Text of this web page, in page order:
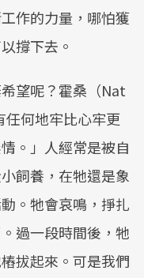
作的力量，哪怕獲
撐下去。
望呢？霍桑（Nat
何地牢比心牢更
。」人經常是被自
飼養，在牠還是象
。牠會哀鳴，掙扎
過一段時間後，牠
拔起來。可是我們